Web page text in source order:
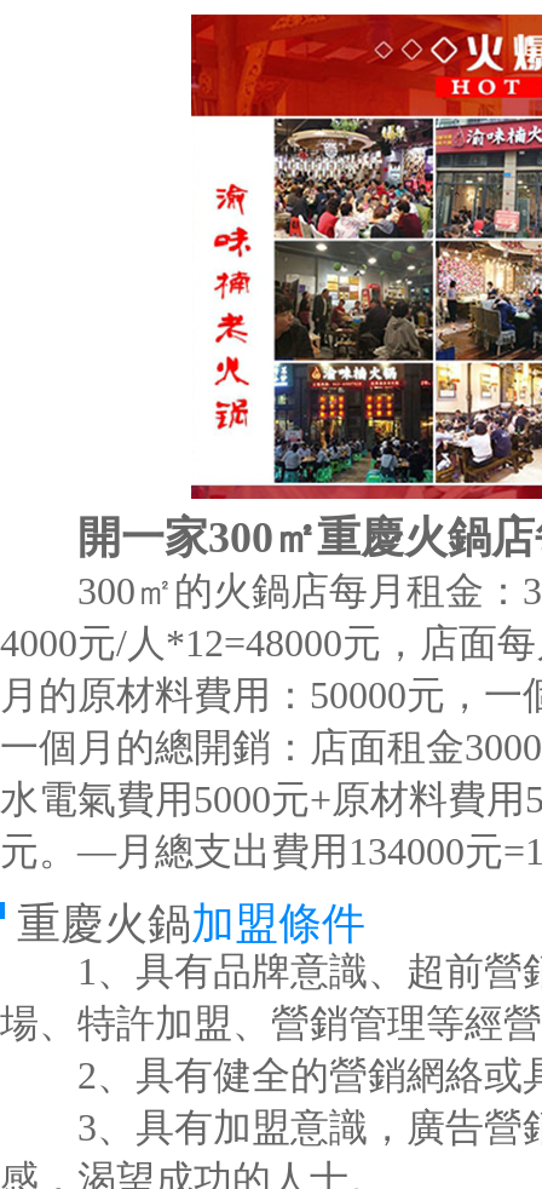
開一家300㎡重慶火鍋
300㎡的火鍋店每月租金：
4000元/人*12=48000元，店面
月的原材料費用：50000元，
一個月的總開銷：店面租金
水電氣費用5000元+原材料費用
元。—月總支出費用134000元
重慶火鍋加盟條件
1、具有品牌意識、超前營
場、特許加盟、營銷管理等經
2、具有健全的營銷網絡或
3、具有加盟意識，廣告營
感，渴望成功的人士。